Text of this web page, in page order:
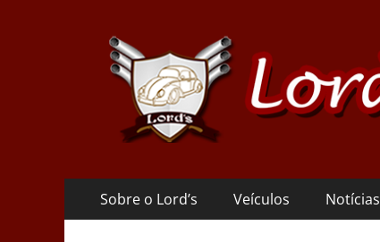
Lords VW Club RJ
Menu
principal
para
Sobre o Lord’s Veículos Notícias